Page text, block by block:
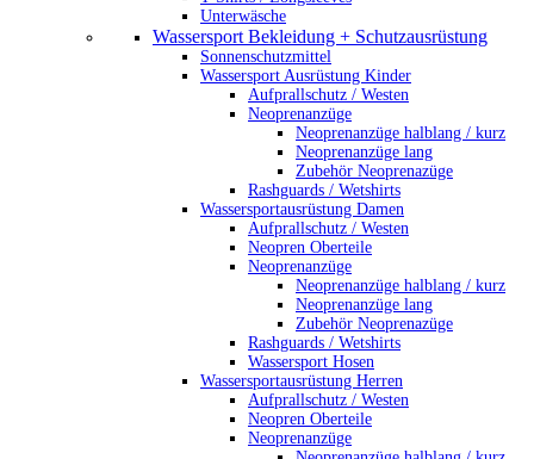
Unterwäsche
Wassersport Bekleidung + Schutzausrüstung
Sonnenschutzmittel
Wassersport Ausrüstung Kinder
Aufprallschutz / Westen
Neoprenanzüge
Neoprenanzüge halblang / kurz
Neoprenanzüge lang
Zubehör Neoprenazüge
Rashguards / Wetshirts
Wassersportausrüstung Damen
Aufprallschutz / Westen
Neopren Oberteile
Neoprenanzüge
Neoprenanzüge halblang / kurz
Neoprenanzüge lang
Zubehör Neoprenazüge
Rashguards / Wetshirts
Wassersport Hosen
Wassersportausrüstung Herren
Aufprallschutz / Westen
Neopren Oberteile
Neoprenanzüge